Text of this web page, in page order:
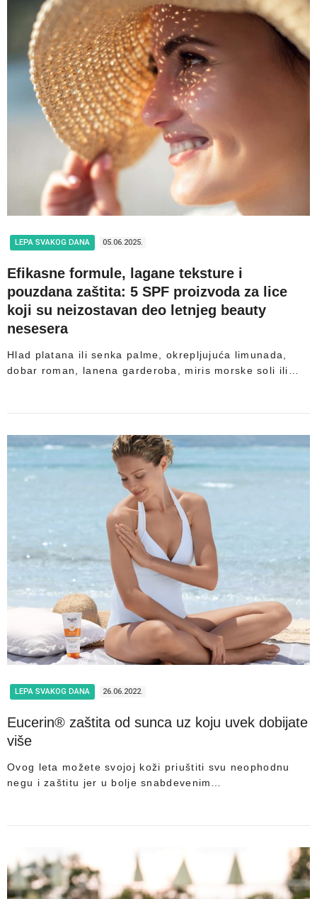
LEPA SVAKOG DANA 05.06.2025.
Efikasne formule, lagane teksture i
pouzdana zaštita: 5 SPF proizvoda za lice
koji su neizostavan deo letnjeg beauty
nesesera
Hlad platana ili senka palme, okrepljujuća limunada,
dobar roman, lanena garderoba, miris morske soli ili…
LEPA SVAKOG DANA 26.06.2022.
Eucerin® zaštita od sunca uz koju uvek dobijate
više
Ovog leta možete svojoj koži priuštiti svu neophodnu
negu i zaštitu jer u bolje snabdevenim…